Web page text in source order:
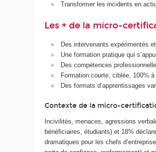
Transformer les incidents en
Les + de la micro-
Des intervenants expérimentés
Une formation pratique qui
Des compétences
Formation courte, ciblée, 100%
Des formats d’apprentissages
Contexte de la micro-
Incivilités, menaces, agressions
bénéficiaires, étudiants) et 18%
dramatiques pour les chefs